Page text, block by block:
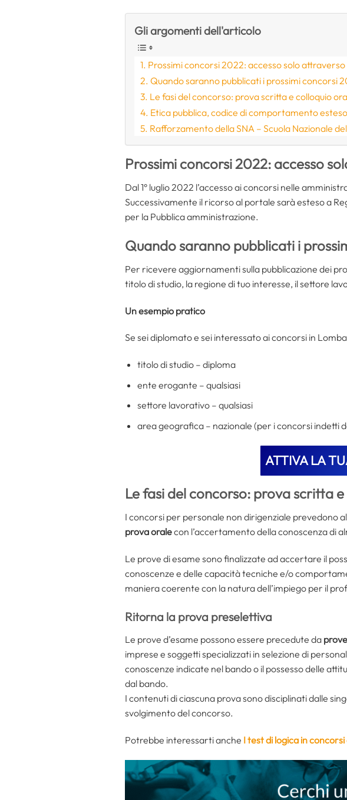
Gli argomenti dell'articolo
Prossimi concorsi 2022: accesso solo
Quando saranno pubblicati i prossimi concorsi
Le fasi del concorso: prova scritta e colloquio
Etica pubblica, codice di comportamento
Rafforzamento della SNA – Scuola Nazionale
Prossimi concorsi 2022: accesso
Dal 1° luglio 2022 l’accesso ai concorsi nelle
Successivamente il ricorso al portale sarà esteso a
per la Pubblica amministrazione.
Quando saranno pubblicati i
Per ricevere aggiornamenti sulla pubblicazione dei
titolo di studio, la regione di tuo interesse, il settore
Un esempio pratico
Se sei diplomato e sei interessato ai concorsi in
titolo di studio – diploma
ente erogante – qualsiasi
settore lavorativo – qualsiasi
area geografica – nazionale (per i concorsi indetti
ATTIVA LA
Le fasi del concorso: prova scritta
I concorsi per personale non dirigenziale prevedono
prova oralecon l’accertamento della conoscenza di
Le prove di esame sono finalizzate ad accertare il
conoscenze e delle capacità tecniche e/o
maniera coerente con la natura dell’impiego per il
Ritorna la prova preselettiva
Le prove d’esame possono essere precedute da
imprese e soggetti specializzati in selezione di
conoscenze indicate nel bando o il possesso delle
dal bando.
I contenuti di ciascuna prova sono disciplinati dalle
svolgimento del concorso.
Potrebbe interessarti anche I test di logica in